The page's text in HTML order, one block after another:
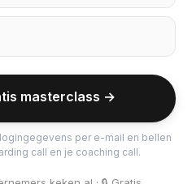
masterclass →
per e-mail en bellen
call en je coaching call.